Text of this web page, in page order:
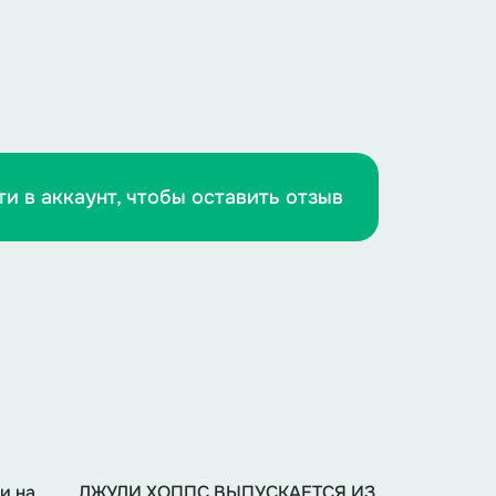
правды» до «ну вы же
в аккаунт, чтобы оставить отзыв
Нет фото